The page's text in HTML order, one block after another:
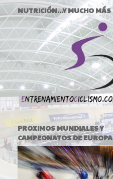
NUTRICIÓN...Y MUCHO MÁS
PROXIMOS MUNDIALES Y
CAMPEONATOS DE EUROPA